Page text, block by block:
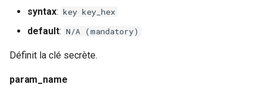
tlc
tsort
syntax: key key_hex
default: N/A (mandatory)
Définit la clé secrète.
param_name